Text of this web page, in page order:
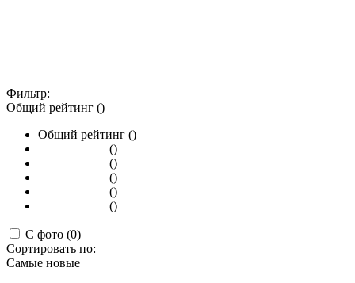
Фильтр:
Общий рейтинг ()
Общий рейтинг ()
()
()
()
()
()
С фото (0)
Сортировать по:
Самые новые